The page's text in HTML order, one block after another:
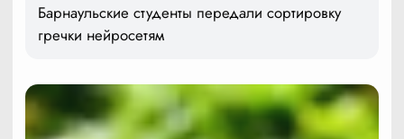
Барнаульские студенты передали сортировку
гречки нейросетям